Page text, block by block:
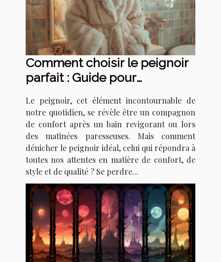
Comment choisir le peignoir
parfait : Guide pour
modèle en fonction de vos
besoins
Le peignoir, cet élément incontournable de
notre quotidien, se révèle être un compagnon
de confort après un bain revigorant ou lors
des matinées paresseuses. Mais comment
dénicher le peignoir idéal, celui qui répondra à
toutes nos attentes en matière de confort, de
style et de qualité ? Se perdre...